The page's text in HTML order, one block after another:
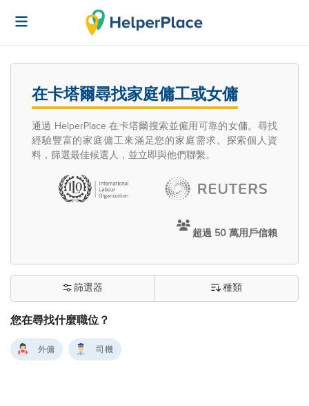
在卡塔爾尋找家庭傭工或女傭
通過 HelperPlace 在卡塔爾搜索並僱用可靠的女傭。尋找
經驗豐富的家庭傭工來滿足您的家庭需求。探索個人資
料，篩選最佳候選人，並立即與他們聯繫。
超過 50 萬用戶信賴
您在尋找什麼職位？
篩選器 種類
外傭 司機